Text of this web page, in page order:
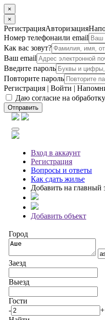
×
×
РегистрацияАвторизация
Номер телефонаили email
Как вас зовут?
Ваш email
Введите пароль
Повторите пароль
Регистрация | Войти |
Даю согласие на
Отправить
Вход в аккаунт
Регистрация
Вопросы и ответы
Как сдать жилье
Добавить на главный
Добавить объект
Город
Заезд
Выезд
Гости
-
+